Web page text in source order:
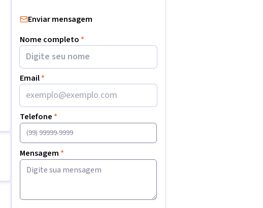
Enviar mensagem
Nome completo *
Email*
Telefone *
Mensagem *